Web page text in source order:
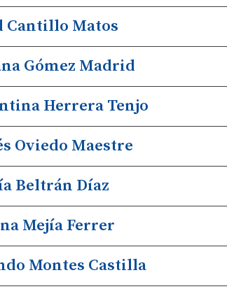
Cantillo Matos
Gómez Madrid
Herrera Tenjo
Oviedo Maestre
Beltrán Díaz
Mejía Ferrer
Montes Castilla